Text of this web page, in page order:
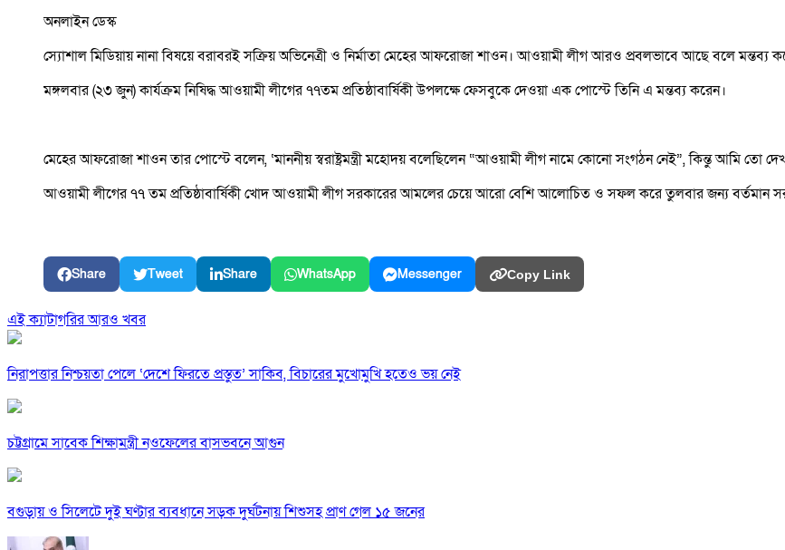
অনলাইন ডেস্ক
স্যোশাল মিডিয়ায় নানা বিষয়ে বরাবরই সক্রিয় অভিনেত্রী ও নির্মাতা মেহের আফরোজা শাওন। আওয়ামী লীগ আরও প্রবলভাবে আছে বলে মন্তব্য
মঙ্গলবার (২৩ জুন) কার্যক্রম নিষিদ্ধ আওয়ামী লীগের ৭৭তম প্রতিষ্ঠাবার্ষিকী উপলক্ষে ফেসবুকে দেওয়া এক পোস্টে তিনি এ মন্তব্য করেন।
মেহের আফরোজা শাওন তার পোস্টে বলেন, ‘মাননীয় স্বরাষ্ট্রমন্ত্রী মহোদয় বলেছিলেন “আওয়ামী লীগ নামে কোনো সংগঠন নেই”, কিন্তু আমি
আওয়ামী লীগের ৭৭ তম প্রতিষ্ঠাবার্ষিকী খোদ আওয়ামী লীগ সরকারের আমলের চেয়ে আরো বেশি আলোচিত ও সফল করে তুলবার জন‍্য বর্তমান
Share Tweet Share WhatsApp Messenger Copy Link
এই ক্যাটাগরির আরও খবর
নিরাপত্তার নিশ্চয়তা পেলে ‘দেশে ফিরতে প্রস্তুত’ সাকিব, বিচারের মুখোমুখি হতেও ভয় নেই
চট্টগ্রামে সাবেক শিক্ষামন্ত্রী নওফেলের বাসভবনে আগুন
বগুড়ায় ও সিলেটে দুই ঘণ্টার ব্যবধানে সড়ক দুর্ঘটনায় শিশুসহ প্রাণ গেল ১৫ জনের